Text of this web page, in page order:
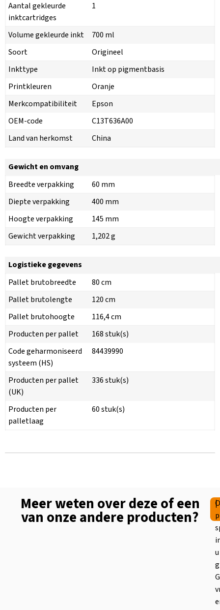
Aantal gekleurde
inktcartridges
1
Volume gekleurde inkt
700 ml
Soort
Origineel
Inkttype
Inkt op pigmentbasis
Printkleuren
Oranje
Merkcompatibiliteit
Epson
OEM-code
C13T636A00
Land van herkomst
China
Gewicht en omvang
Breedte verpakking
60 mm
Diepte verpakking
400 mm
Hoogte verpakking
145 mm
Gewicht verpakking
1,202 g
Logistieke gegevens
Pallet brutobreedte
80 cm
Pallet brutolengte
120 cm
Pallet brutohoogte
116,4 cm
Producten per pallet
168 stuk(s)
Code geharmoniseerd
systeem (HS)
84439990
Producten per pallet
(UK)
336 stuk(s)
Producten per
palletlaag
60 stuk(s)
Meer weten over deze of een
van onze andere producten?
|
u